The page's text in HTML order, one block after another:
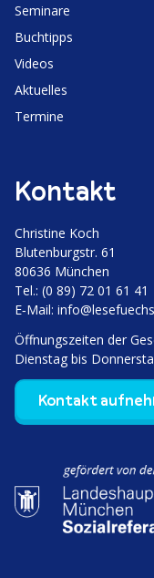
Seminare
Buchtipps
Videos
Aktuelles
Termine
Kontakt
Christine Koch
Bluten­burgstr. 61
80636 München
Tel.: (0 89) 72 01 61 41
E‑Mail:
Öffnungs­zeiten der
Dienstag bis
Kontakt